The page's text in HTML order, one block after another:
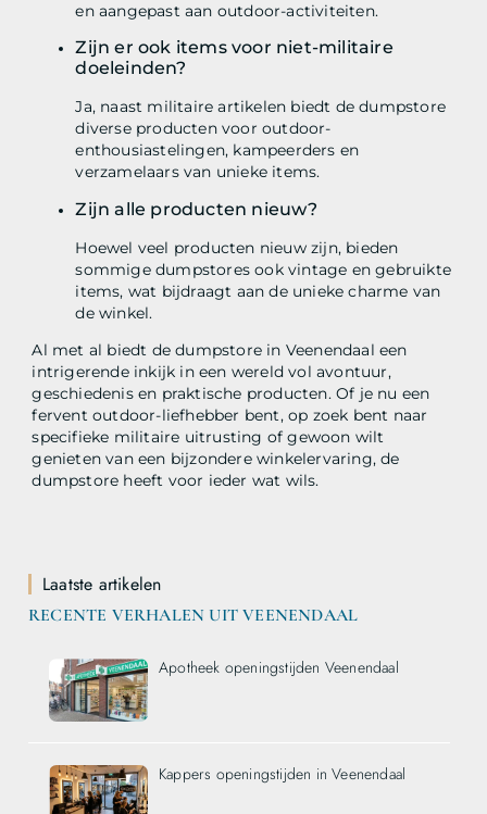
en aangepast aan outdoor-activiteiten.
Zijn er ook items voor niet-militaire
doeleinden?
Ja, naast militaire artikelen biedt de dumpstore
diverse producten voor outdoor-
enthousiastelingen, kampeerders en
verzamelaars van unieke items.
Zijn alle producten nieuw?
Hoewel veel producten nieuw zijn, bieden
sommige dumpstores ook vintage en gebruikte
items, wat bijdraagt aan de unieke charme van
de winkel.
Al met al biedt de dumpstore in Veenendaal een
intrigerende inkijk in een wereld vol avontuur,
geschiedenis en praktische producten. Of je nu een
fervent outdoor-liefhebber bent, op zoek bent naar
specifieke militaire uitrusting of gewoon wilt
genieten van een bijzondere winkelervaring, de
dumpstore heeft voor ieder wat wils.
Laatste artikelen
RECENTE VERHALEN UIT VEENENDAAL
Apotheek openingstijden Veenendaal
Kappers openingstijden in Veenendaal